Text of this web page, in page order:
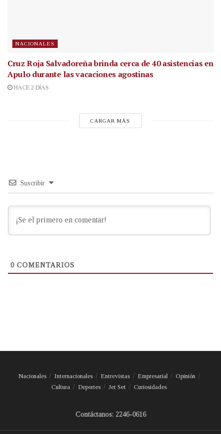
NACIONALES
Cruz Roja Salvadoreña brinda cerca de 40 asistencias en
Apulo durante las vacaciones agostinas
HACE 2 DÍAS
CARGAR MÁS
Suscribir
0 COMENTARIOS
Nacionales Internacionales Entrevistas Empresarial
Opinión
Cultura
Deportes Jet Set Curiosidades
Contáctanos: 2246-0616